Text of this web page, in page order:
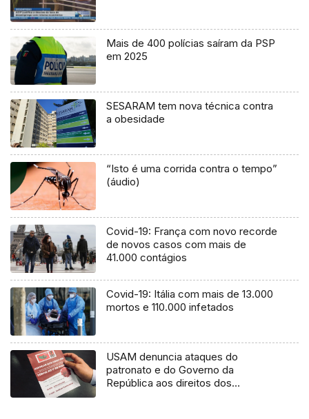
Mais de 400 polícias saíram da PSP
em 2025
SESARAM tem nova técnica contra
a obesidade
“Isto é uma corrida contra o tempo”
(áudio)
Covid-19: França com novo recorde
de novos casos com mais de
41.000 contágios
Covid-19: Itália com mais de 13.000
mortos e 110.000 infetados
USAM denuncia ataques do
patronato e do Governo da
República aos direitos dos